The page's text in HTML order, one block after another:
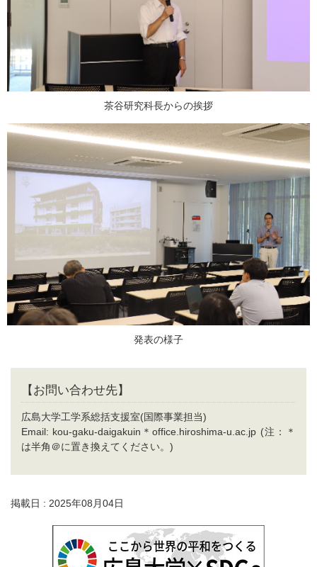
茶谷研究科長からの挨拶
発表の様子
【お問い合わせ先】
広島大学工学系総括支援室(国際事業担当)
Email: kou-gaku-daigakuin＊office.hiroshima-u.ac.jp (注：＊
は半角＠に置き換えてください。)
掲載日 : 2025年08月04日